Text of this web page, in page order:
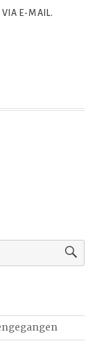
VIA E-MAIL.